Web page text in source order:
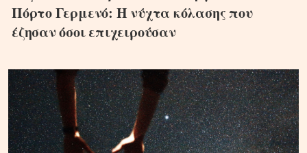
Πόρτο Γερμενό: Η νύχτα κόλασης που
έζησαν όσοι επιχειρούσαν